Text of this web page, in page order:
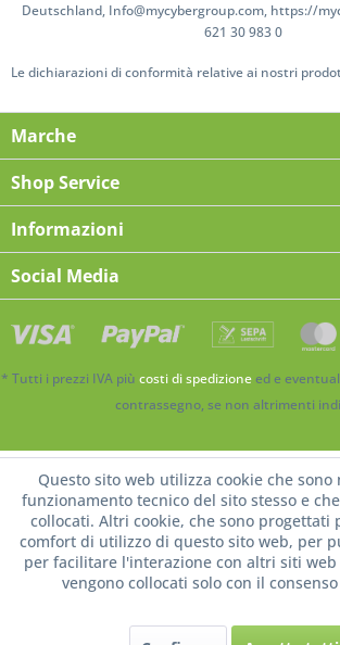
Deutschland, Info@mycybergroup.com, https://
621 30 983 0
Le dichiarazioni di conformità relative ai nostri
Marche
Shop Service
Informazioni
Social Media
* Tutti i prezzi IVA più costi di spedizione ed e
contrassegno, se non altrimenti
Questo sito web utilizza cookie che sono
funzionamento tecnico del sito stesso e
collocati. Altri cookie, che sono progettati
comfort di utilizzo di questo sito web, per
per facilitare l'interazione con altri siti web
vengono collocati solo con il